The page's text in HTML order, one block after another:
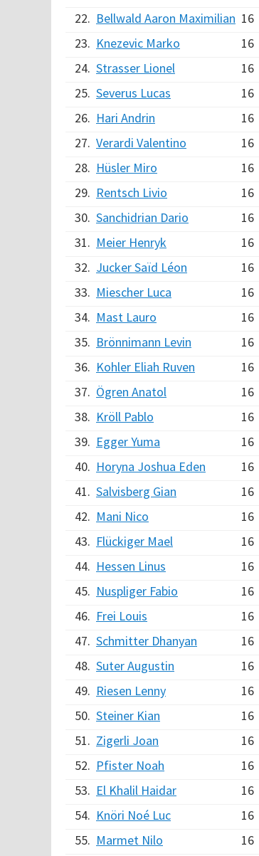
22. Bellwald Aaron Maximilian 16
23. Knezevic Marko 16
24. Strasser Lionel 16
25. Severus Lucas 16
26. Hari Andrin 16
27. Verardi Valentino 16
28. Hüsler Miro 16
29. Rentsch Livio 16
30. Sanchidrian Dario 16
31. Meier Henryk 16
32. Jucker Saïd Léon 16
33. Miescher Luca 16
34. Mast Lauro 16
35. Brönnimann Levin 16
36. Kohler Eliah Ruven 16
37. Ögren Anatol 16
38. Kröll Pablo 16
39. Egger Yuma 16
40. Horyna Joshua Eden 16
41. Salvisberg Gian 16
42. Mani Nico 16
43. Flückiger Mael 16
44. Hessen Linus 16
45. Nuspliger Fabio 16
46. Frei Louis 16
47. Schmitter Dhanyan 16
48. Suter Augustin 16
49. Riesen Lenny 16
50. Steiner Kian 16
51. Zigerli Joan 16
52. Pfister Noah 16
53. El Khalil Haidar 16
54. Knöri Noé Luc 16
55. Marmet Nilo 16